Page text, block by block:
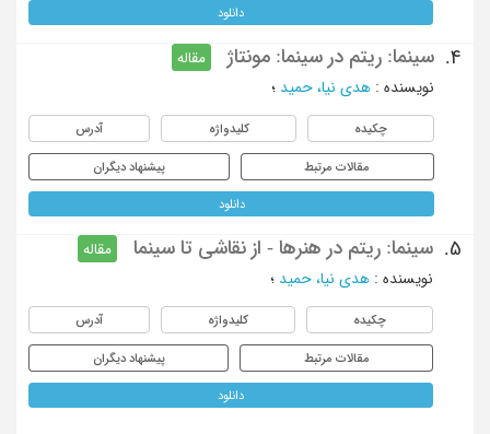
دانلود
4. سینما: ریتم در سینما: مونتاژ
مقاله
نویسنده : هدی نیا، حمید ؛
چکیده کلیدواژه آدرس
مقالات مرتبط پیشنهاد دیگران
دانلود
5. سینما: ریتم در هنرها - از نقاشی تا سینما
مقاله
نویسنده : هدی نیا، حمید ؛
چکیده کلیدواژه آدرس
مقالات مرتبط پیشنهاد دیگران
دانلود